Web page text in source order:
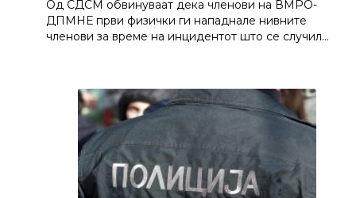
Од СДСМ обвинуваат дека членови на ВМРО-
ДПМНЕ први физички ги нападнале нивните
членови за време на инцидентот што се случил…